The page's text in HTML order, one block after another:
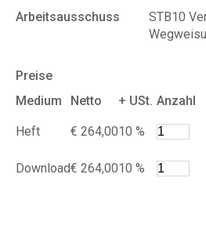
Arbeitsausschuss
STB10
Preise
Medium
Netto + USt. Anzahl
Heft € 264,0010 %
Download€ 264,0010 %